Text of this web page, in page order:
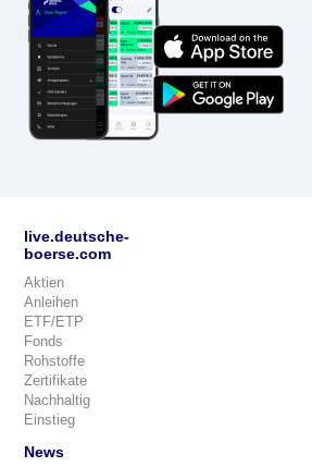
live.deutsche-
boerse.com
Aktien
Anleihen
ETF/ETP
Fonds
Rohstoffe
Zertifikate
Nachhaltig
Einstieg
News